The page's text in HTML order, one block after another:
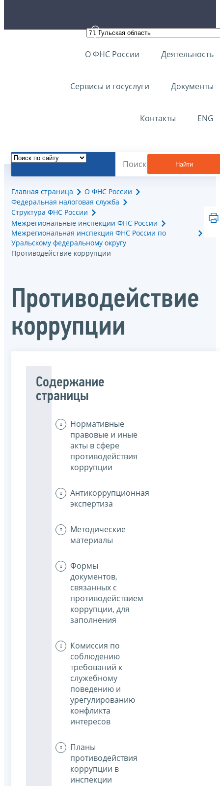
О ФНС России Деятельность
Сервисы и госуслуги Документы
Контакты ENG
Найти
Главная страница
О ФНС России
Федеральная налоговая служба
Структура ФНС России
Межрегиональные инспекции ФНС России
Межрегиональная инспекция ФНС России по
Уральскому федеральному округу
Противодействие коррупции
Противодействие
коррупции
Содержание
страницы
Нормативные
правовые и иные
акты в сфере
противодействия
коррупции
Антикоррупционная
экспертиза
Методические
материалы
Формы
документов,
связанных с
противодействием
коррупции, для
заполнения
Комиссия по
соблюдению
требований к
служебному
поведению и
урегулированию
конфликта
интересов
Планы
противодействия
коррупции в
инспекции